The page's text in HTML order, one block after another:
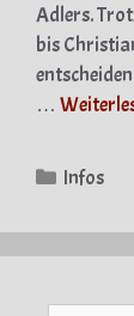
Adlers.
bis
…
Infos